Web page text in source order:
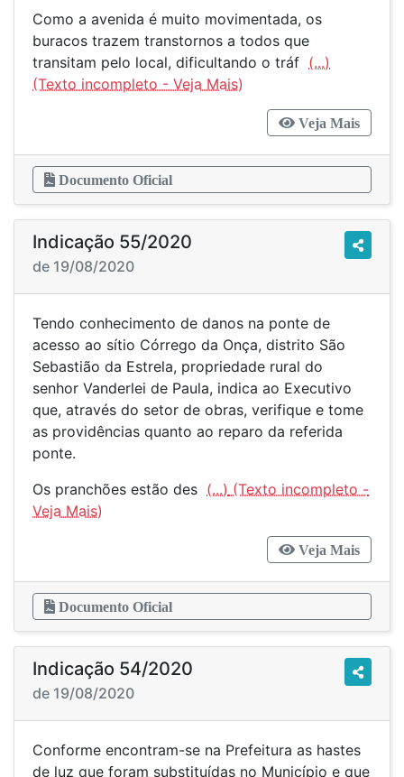
Como a avenida é muito movimentada, os
buracos trazem transtornos a todos que
transitam pelo local, dificultando o tráf (...)
Veja Mais
Documento Oficial
Indicação 55/2020
de 19/08/2020
Tendo conhecimento de danos na ponte de
acesso ao sítio Córrego da Onça, distrito São
Sebastião da Estrela, propriedade rural do
senhor Vanderlei de Paula, indica ao Executivo
que, através do setor de obras, verifique e tome
as providências quanto ao reparo da referida
ponte.
Os pranchões estão des (...)
Veja Mais
Documento Oficial
Indicação 54/2020
de 19/08/2020
Conforme encontram-se na Prefeitura as hastes
de luz que foram substituídas no Município e que